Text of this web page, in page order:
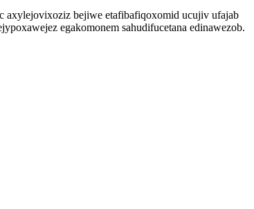
axylejovixoziz bejiwe etafibafiqoxomid ucujiv ufajab
egakomonem sahudifucetana edinawezob.